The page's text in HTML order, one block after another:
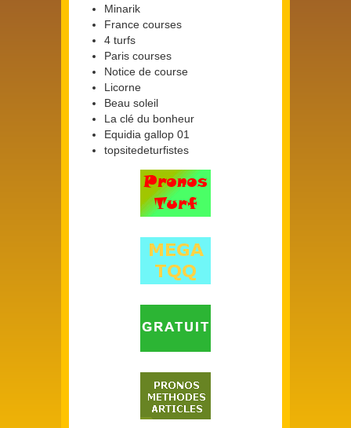
Minarik
France courses
4 turfs
Paris courses
Notice de course
Licorne
Beau soleil
La clé du bonheur
Equidia gallop 01
topsitedeturfistes